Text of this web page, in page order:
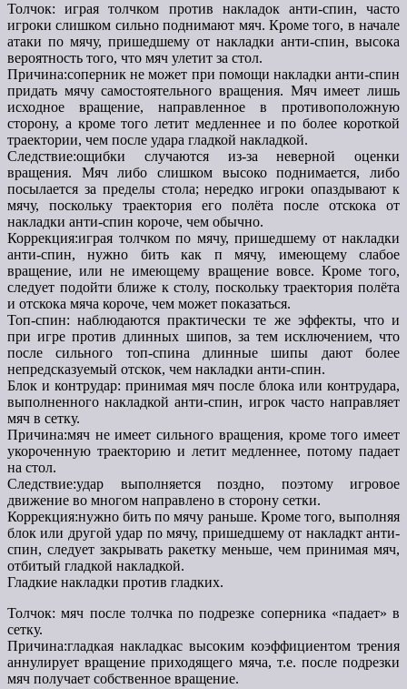
Толчок: играя толчком против накладок анти-спин, часто
игроки слишком сильно поднимают мяч. Кроме того, в начале
атаки по мячу, пришедшему от накладки анти-спин, высока
вероятность того, что мяч улетит за стол.
Причина:соперник не может при помощи накладки анти-спин
придать мячу самостоятельного вращения. Мяч имеет лишь
исходное вращение, направленное в противоположную
сторону, а кроме того летит медленнее и по более короткой
траектории, чем после удара гладкой накладкой.
Следствие:ощибки случаются из-за неверной оценки
вращения. Мяч либо слишком высоко поднимается, либо
посылается за пределы стола; нередко игроки опаздывают к
мячу, поскольку траектория его полёта после отскока от
накладки анти-спин короче, чем обычно.
Коррекция:играя толчком по мячу, пришедшему от накладки
анти-спин, нужно бить как п мячу, имеющему слабое
вращение, или не имеющему вращение вовсе. Кроме того,
следует подойти ближе к столу, поскольку траектория полёта
и отскока мяча короче, чем может показаться.
Топ-спин: наблюдаются практически те же эффекты, что и
при игре против длинных шипов, за тем исключением, что
после сильного топ-спина длинные шипы дают более
непредсказуемый отскок, чем накладки анти-спин.
Блок и контрудар: принимая мяч после блока или контрудара,
выполненного накладкой анти-спин, игрок часто направляет
мяч в сетку.
Причина:мяч не имеет сильного вращения, кроме того имеет
укороченную траекторию и летит медленнее, потому падает
на стол.
Следствие:удар выполняется поздно, поэтому игровое
движение во многом направлено в сторону сетки.
Коррекция:нужно бить по мячу раньше. Кроме того, выполняя
блок или другой удар по мячу, пришедшему от накладкт анти-
спин, следует закрывать ракетку меньше, чем принимая мяч,
отбитый гладкой накладкой.
Гладкие накладки против гладких.
Толчок: мяч после толчка по подрезке соперника «падает» в
сетку.
Причина:гладкая накладкас высоким коэффициентом трения
аннулирует вращение приходящего мяча, т.е. после подрезки
мяч получает собственное вращение.